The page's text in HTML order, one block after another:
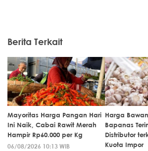
Berita Terkait
Mayoritas Harga Pangan Hari
Ini Naik, Cabai Rawit Merah
Hampir Rp60.000 per Kg
06/08/2026 10:13 WIB
Harga
Bapanas
Distributor
Kuota Impor